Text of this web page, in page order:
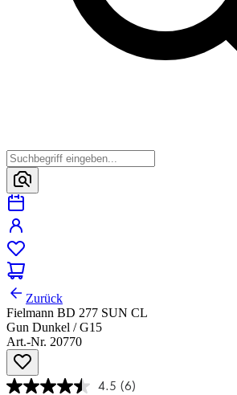
Zurück
Fielmann BD 277 SUN CL
Gun Dunkel / G15
Art.-Nr. 20770
4.5 (6)